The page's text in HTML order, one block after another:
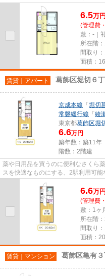
の位置にある物件なので、アク...
6.5万円
(管理費
敷：-｜
所在階
間取り
面積：
賃貸｜アパート 葛飾区堀切６
京成本線 「 堀切
常磐緩行線 「 綾
東京都葛飾区堀
6.6万円
築年数：築11年
階数：2階建
薬や日用品を買うのに便利なさくら
スを快適なものにする、2駅利用可
で、雨の日の外出も苦になりませ...
6.6万円
(管理費
敷：1ヶ
所在階
間取り
面積：
賃貸｜マンション 葛飾区亀有